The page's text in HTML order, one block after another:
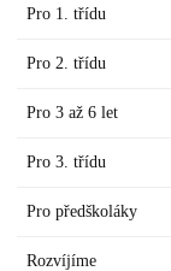
Pro 1. třídu
Pro 2. třídu
Pro 3 až 6 let
Pro 3. třídu
Pro předškoláky
Rozvíjíme